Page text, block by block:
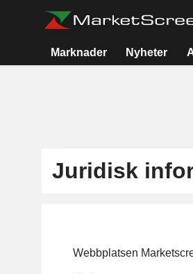
Marknader Nyheter
Juridisk
Webbplatsen